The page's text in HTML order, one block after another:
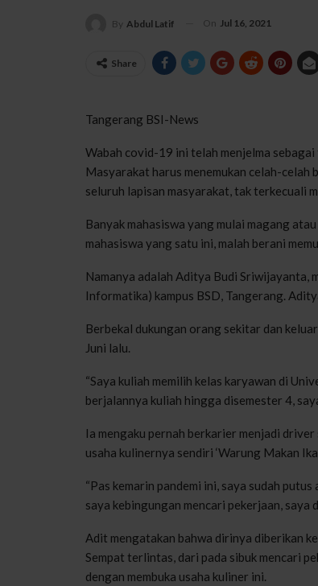
By Abdul Latif On Jul 16, 2021
Share
Tangerang BSI-News
Wabah covid-19 ini telah menjelma
Masyarakat harus menemukan celah-
seluruh lapisan masyarakat, tak terkecuali
Banyak mahasiswa yang mulai magang
mahasiswa yang satu ini, malah berani
Namanya adalah Aditya Budi Sriwijayanta,
Informatika) kampus BSD, Tangerang.
Berbekal dukungan orang sekitar dan
Juni lalu.
“Saya kuliah memilih kelas karyawan di
berjalannya kuliah hingga disemester 4,
Ia mengaku pernah berkarier menjadi
usaha kulinernya sendiri ‘Warung Makan
“Pas kemarin pandemi ini, saya sudah
saya kebingungan mencari pekerjaan, saya
Adit mengatakan bahwa dirinya diberikan
Sempat terlintas, dari pada sibuk mencari
dengan membuka usaha kuliner ini.